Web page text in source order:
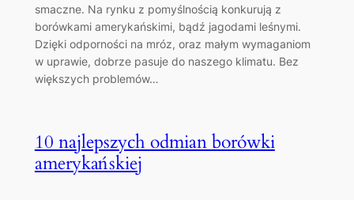
smaczne. Na rynku z pomyślnością konkurują z
borówkami amerykańskimi, bądź jagodami leśnymi.
Dzięki odporności na mróz, oraz małym wymaganiom
w uprawie, dobrze pasuje do naszego klimatu. Bez
większych problemów…
10 najlepszych odmian borówki
amerykańskiej